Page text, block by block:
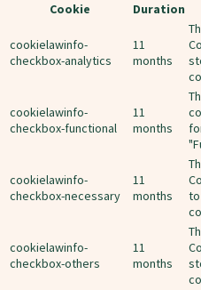
Cookie
Duration
cookielawinfo-
checkbox-analytics
11
months
cookielawinfo-
checkbox-functional
11
months
cookielawinfo-
checkbox-necessary
11
months
cookielawinfo-
checkbox-others
11
months